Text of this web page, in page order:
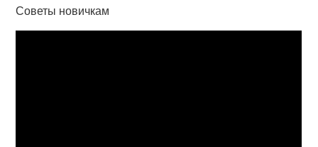
Советы новичкам